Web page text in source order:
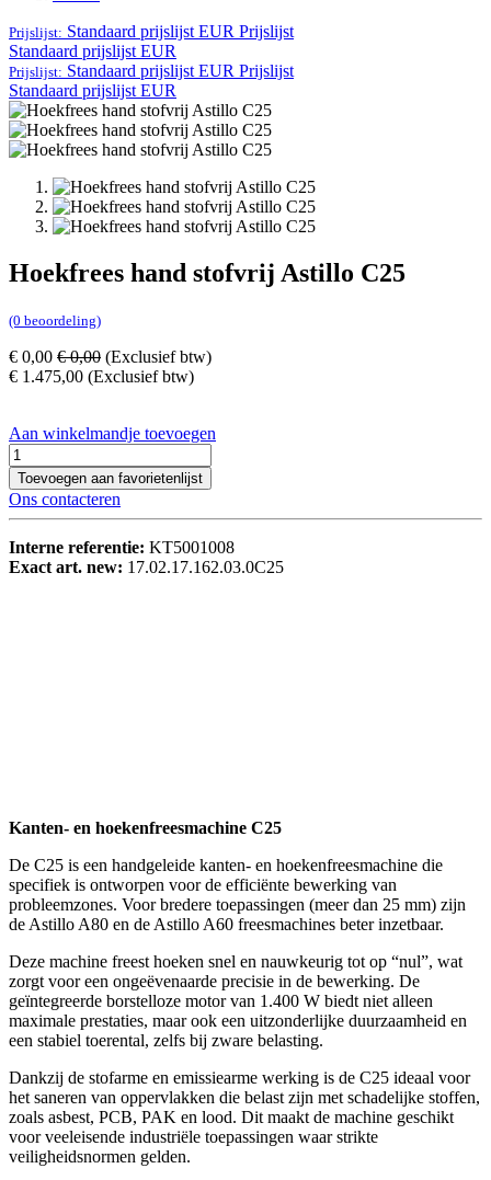
Prijslijst: Standaard prijslijst EUR Prijslijst
Standaard prijslijst EUR
Prijslijst: Standaard prijslijst EUR Prijslijst
Standaard prijslijst EUR
Hoekfrees hand stofvrij Astillo C25
(0 beoordeling)
€ 0,00 €0,00 (Exclusief btw)
€ 1.475,00 (Exclusief btw)
Aan winkelmandje toevoegen
Toevoegen aan favorietenlijst
Ons contacteren
Interne referentie: KT5001008
Exact art. new: 17.02.17.162.03.0C25
Kanten- en hoekenfreesmachine C25
De C25 is een handgeleide kanten- en hoekenfreesmachine die
specifiek is ontworpen voor de efficiënte bewerking van
probleemzones. Voor bredere toepassingen (meer dan 25 mm) zijn
de Astillo A80 en de Astillo A60 freesmachines beter inzetbaar.
Deze machine freest hoeken snel en nauwkeurig tot op “nul”, wat
zorgt voor een ongeëvenaarde precisie in de bewerking. De
geïntegreerde borstelloze motor van 1.400 W biedt niet alleen
maximale prestaties, maar ook een uitzonderlijke duurzaamheid en
een stabiel toerental, zelfs bij zware belasting.
Dankzij de stofarme en emissiearme werking is de C25 ideaal voor
het saneren van oppervlakken die belast zijn met schadelijke stoffen,
zoals asbest, PCB, PAK en lood. Dit maakt de machine geschikt
voor veeleisende industriële toepassingen waar strikte
veiligheidsnormen gelden.